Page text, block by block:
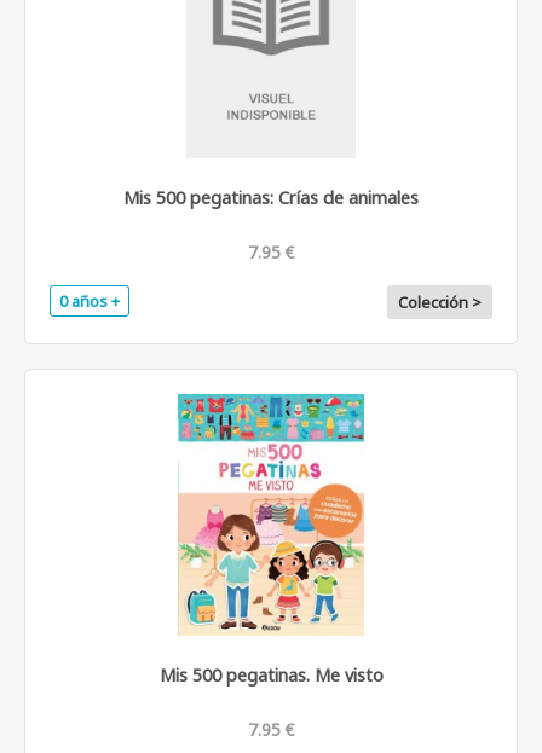
Mis 500 pegatinas: Crías de animales
7.95 €
0 años + Colección >
Mis 500 pegatinas. Me visto
7.95 €